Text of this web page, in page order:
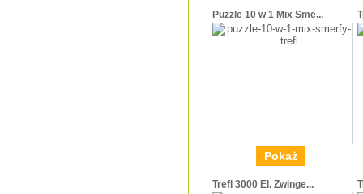
Puzzle 10 w 1 Mix Sme...
Pokaż
Trefl 3000 El. Zwinge...